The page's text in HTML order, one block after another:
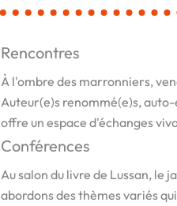
Rencontres
À l'ombre des marronniers,
Auteur(e)s renommé(e)s,
offre un espace d'échanges
Conférences
Au salon du livre de Lussan, le
abordons des thèmes variés